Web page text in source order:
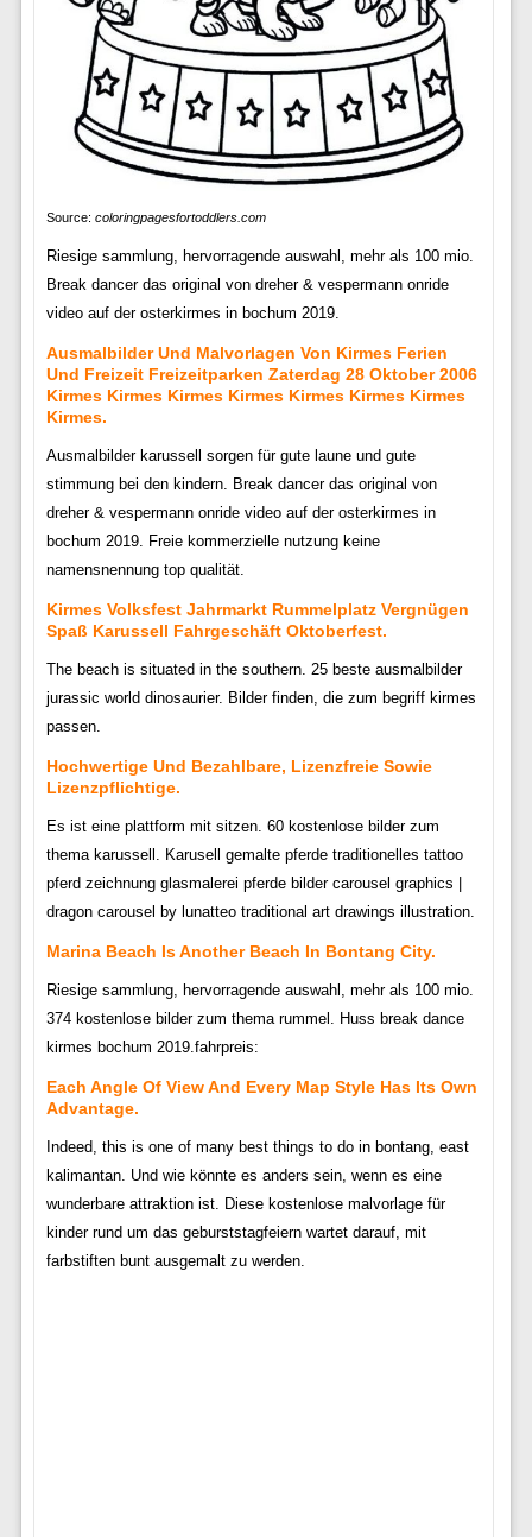
Source: coloringpagesfortoddlers.com
Riesige sammlung, hervorragende auswahl, mehr als 100 mio.
Break dancer das original von dreher & vespermann onride
video auf der osterkirmes in bochum 2019.
Ausmalbilder Und Malvorlagen Von Kirmes Ferien
Und Freizeit Freizeitparken Zaterdag 28 Oktober 2006
Kirmes Kirmes Kirmes Kirmes Kirmes Kirmes Kirmes
Kirmes.
Ausmalbilder karussell sorgen für gute laune und gute
stimmung bei den kindern. Break dancer das original von
dreher & vespermann onride video auf der osterkirmes in
bochum 2019. Freie kommerzielle nutzung keine
namensnennung top qualität.
Kirmes Volksfest Jahrmarkt Rummelplatz Vergnügen
Spaß Karussell Fahrgeschäft Oktoberfest.
The beach is situated in the southern. 25 beste ausmalbilder
jurassic world dinosaurier. Bilder finden, die zum begriff kirmes
passen.
Hochwertige Und Bezahlbare, Lizenzfreie Sowie
Lizenzpflichtige.
Es ist eine plattform mit sitzen. 60 kostenlose bilder zum
thema karussell. Karusell gemalte pferde traditionelles tattoo
pferd zeichnung glasmalerei pferde bilder carousel graphics |
dragon carousel by lunatteo traditional art drawings illustration.
Marina Beach Is Another Beach In Bontang City.
Riesige sammlung, hervorragende auswahl, mehr als 100 mio.
374 kostenlose bilder zum thema rummel. Huss break dance
kirmes bochum 2019.fahrpreis:
Each Angle Of View And Every Map Style Has Its Own
Advantage.
Indeed, this is one of many best things to do in bontang, east
kalimantan. Und wie könnte es anders sein, wenn es eine
wunderbare attraktion ist. Diese kostenlose malvorlage für
kinder rund um das geburststagfeiern wartet darauf, mit
farbstiften bunt ausgemalt zu werden.